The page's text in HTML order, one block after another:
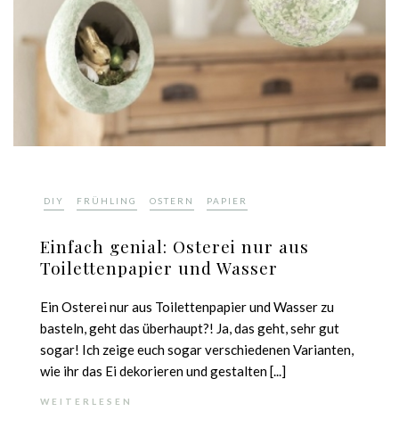
DIY FRÜHLING OSTERN PAPIER
Einfach genial: Osterei nur aus
Toilettenpapier und Wasser
Ein Osterei nur aus Toilettenpapier und Wasser zu
basteln, geht das überhaupt?! Ja, das geht, sehr gut
sogar! Ich zeige euch sogar verschiedenen Varianten,
wie ihr das Ei dekorieren und gestalten [...]
WEITERLESEN